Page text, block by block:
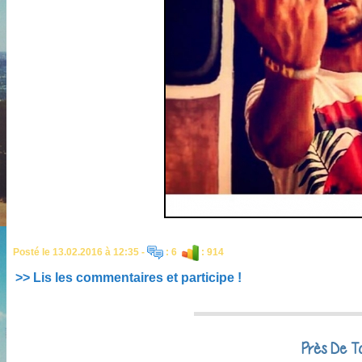
Posté le 13.02.2016 à 12:35 - : 6 : 914
>> Lis les commentaires et participe !
Près De